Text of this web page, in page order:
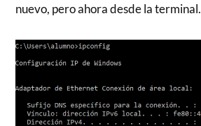
nuevo, pero ahora desde la terminal.